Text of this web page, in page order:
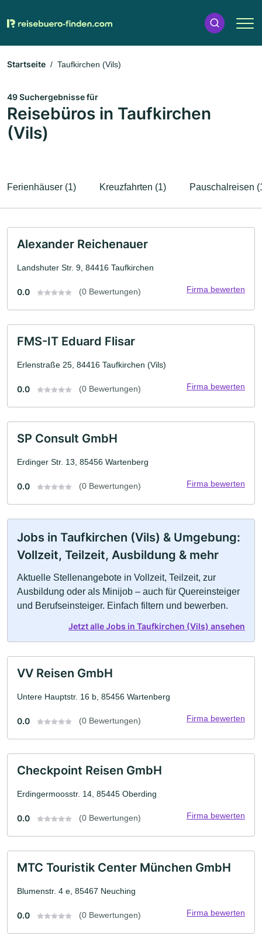
Startseite Taufkirchen (Vils)
49 Suchergebnisse für
Reisebüros in Taufkirchen
(Vils)
Ferienhäuser (1) Kreuzfahrten (1) Pauschalreisen
Alexander Reichenauer
Landshuter Str. 9, 84416 Taufkirchen
0.0 (0 Bewertungen) Firma bewerten
FMS-IT Eduard Flisar
Erlenstraße 25, 84416 Taufkirchen (Vils)
0.0 (0 Bewertungen) Firma bewerten
SP Consult GmbH
Erdinger Str. 13, 85456 Wartenberg
0.0 (0 Bewertungen) Firma bewerten
Jobs in Taufkirchen (Vils) & Umgebung:
Vollzeit, Teilzeit, Ausbildung & mehr
Aktuelle Stellenangebote in Vollzeit, Teilzeit, zur
Ausbildung oder als Minijob – auch für Quereinsteiger
und Berufseinsteiger. Einfach filtern und bewerben.
Jetzt alle Jobs in Taufkirchen (Vils) ansehen
VV Reisen GmbH
Untere Hauptstr. 16 b, 85456 Wartenberg
0.0 (0 Bewertungen) Firma bewerten
Checkpoint Reisen GmbH
Erdingermoosstr. 14, 85445 Oberding
0.0 (0 Bewertungen) Firma bewerten
MTC Touristik Center München GmbH
Blumenstr. 4 e, 85467 Neuching
0.0 (0 Bewertungen) Firma bewerten